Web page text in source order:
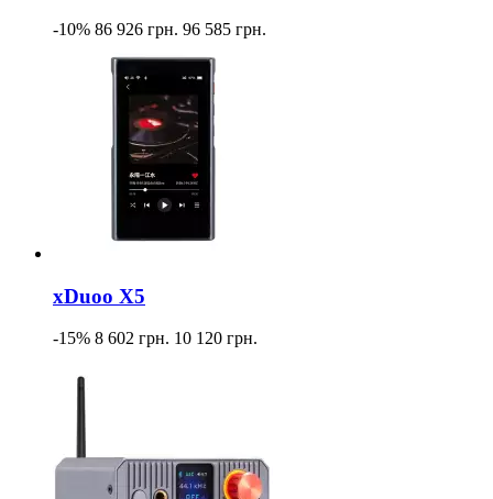
-10% 86 926 грн. 96 585 грн.
xDuoo X5
-15% 8 602 грн. 10 120 грн.